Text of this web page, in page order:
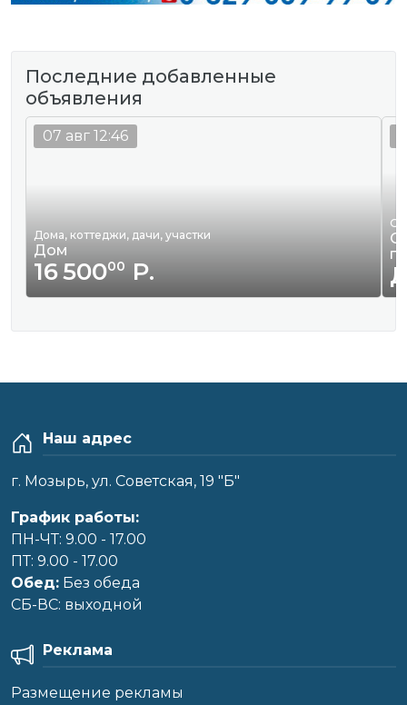
Последние добавленные
объявления
Дома, коттеджи, дачи, участки
Дом
16 50000 Р.
07 авг 12:46
Наш адрес
г. Мозырь, ул. Советская, 19 "Б"
График работы:
ПН-ЧТ: 9.00 - 17.00
ПТ: 9.00 - 17.00
Обед: Без обеда
CБ-ВС: выходной
Реклама
Размещение рекламы